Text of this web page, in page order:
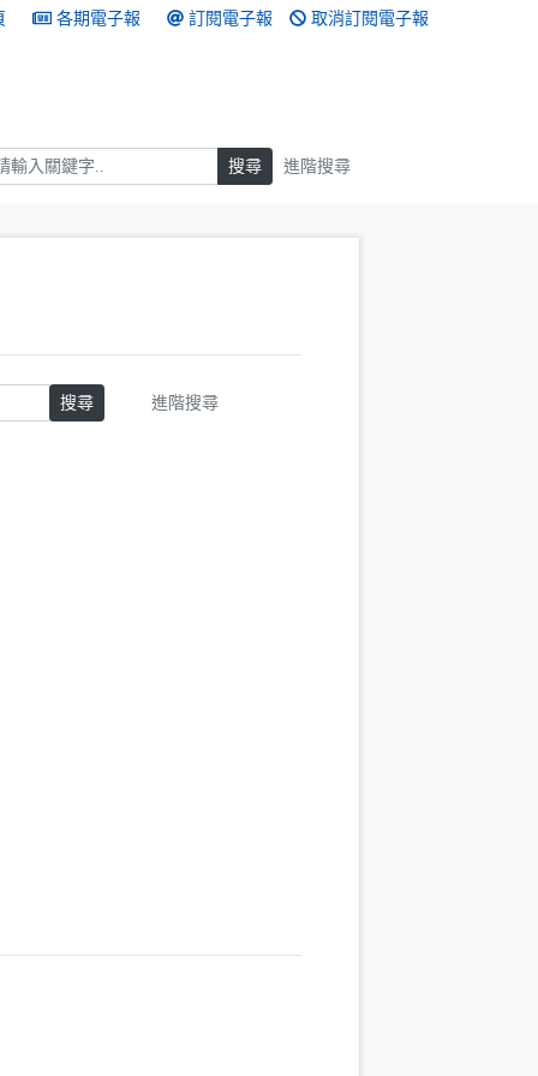
各期電子報 訂閱電子報 取消訂閱電子報
尋 搜尋 進階搜尋
搜尋 進階搜尋